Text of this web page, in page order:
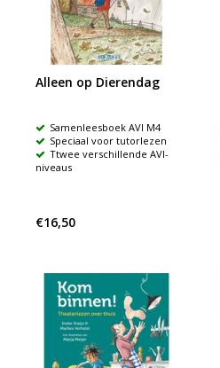
Alleen op Dierendag
Samenleesboek AVI M4
Speciaal voor tutorlezen
Ttwee verschillende AVI-
niveaus
€16,50